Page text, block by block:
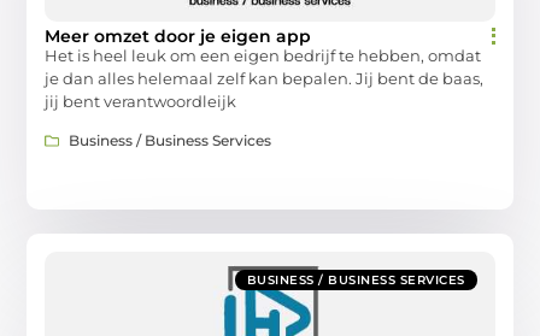
Meer omzet door je eigen app
Het is heel leuk om een eigen bedrijf te hebben, omdat
je dan alles helemaal zelf kan bepalen. Jij bent de baas,
jij bent verantwoordleijk
Business / Business Services
BUSINESS / BUSINESS SERVICES